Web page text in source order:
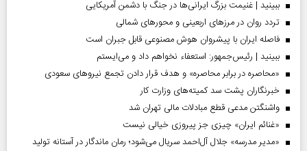
ببینید | غنیمت بزرگ ایرانی‌ها در جنگ با دشمن آمریکایی
تردد روان در مرزهای اربعینی و محورهای شمالی
فاصله ایران با پیشرو‌ان هوش مصنوعی قابل جبران است
ببینید | رئیس‌جمهور: استعفاء نخواهم داد و می‌ایستم
«محاصره در برابر محاصره» و هدف قرار دادن تجمع نیروهای سعودی
خبرنگاران پشت سد کمیته‌های وزارت کار
واشنگتن مدعی قطع مبادلات مالی تهران شد
«غنائم ایران» چیزی جز پیروزی خیالی نیست
«مدیر مدرسه» جلال آل‌احمد سریال می‌شود؛ رمان ماندگار در آستانه تولید